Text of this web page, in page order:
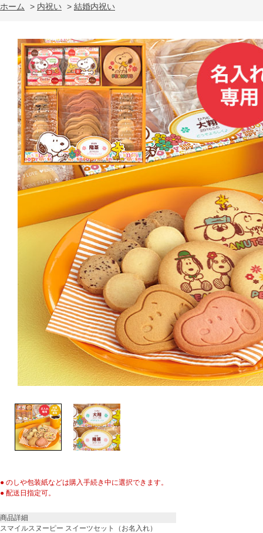
ホーム
> 内祝い > 結婚内祝い
● のしや包装紙などは購入手続き中に選択できます。
● 配送日指定可。
商品詳細
スマイルスヌーピー スイーツセット（お名入れ）